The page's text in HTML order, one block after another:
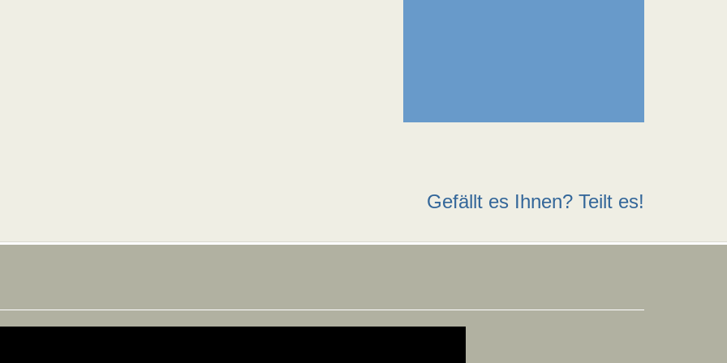
Gefällt es Ihnen? Teilt es!